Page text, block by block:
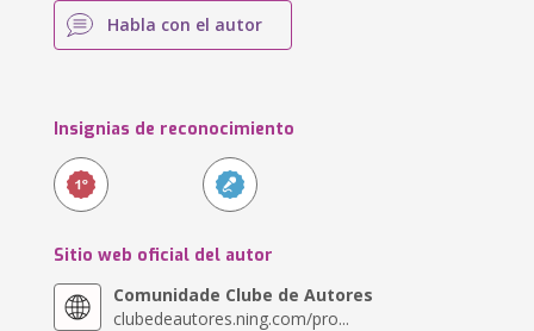
Habla con el autor
Insignias de reconocimiento
Sitio web oficial del autor
Comunidade Clube de Autores
clubedeautores.ning.com/pro...